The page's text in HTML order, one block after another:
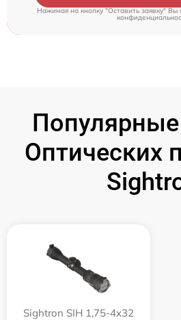
Нажимая на кнопку "Оставить заявку" Вы
Оптических
Sightron SIH 1,75-4x32